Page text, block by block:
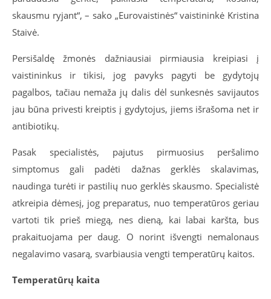
skausmu ryjant“, – sako „Eurovaistinės“ vaistininkė Kristina
Staivė.
Persišaldę žmonės dažniausiai pirmiausia kreipiasi į
vaistininkus ir tikisi, jog pavyks pagyti be gydytojų
pagalbos, tačiau nemaža jų dalis dėl sunkesnės savijautos
jau būna privesti kreiptis į gydytojus, jiems išrašoma net ir
antibiotikų.
Pasak specialistės, pajutus pirmuosius peršalimo
simptomus gali padėti dažnas gerklės skalavimas,
naudinga turėti ir pastilių nuo gerklės skausmo. Specialistė
atkreipia dėmesį, jog preparatus, nuo temperatūros geriau
vartoti tik prieš miegą, nes dieną, kai labai karšta, bus
prakaituojama per daug. O norint išvengti nemalonaus
negalavimo vasarą, svarbiausia vengti temperatūrų kaitos.
Temperatūrų kaita